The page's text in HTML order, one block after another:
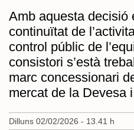
Amb aquesta decisió
continuïtat de
control públic de
consistori s’està
marc concessionari
mercat de la Devesa
Dilluns 02/02/2026 - 13.41 h